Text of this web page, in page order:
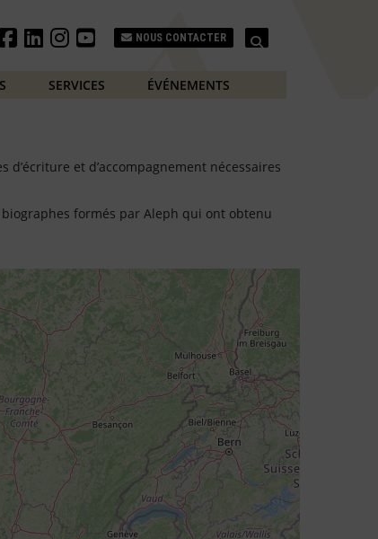
NOUS CONTACTER
SERVICES ÉVÉNEMENTS
et d’accompagnement nécessaires
formés par Aleph qui ont obtenu